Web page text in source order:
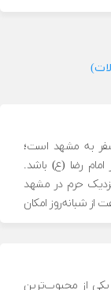
به مشهد است؛
رضا (ع) باشد.
حرم در مشهد
از شبانه‌روز امکان
از محبوب‌ترین